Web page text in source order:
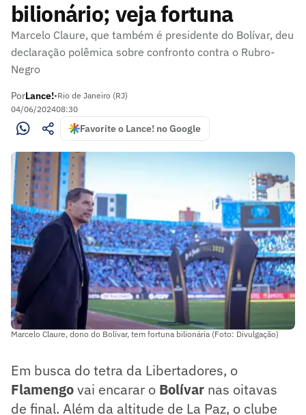
bilionário; veja fortuna
Marcelo Claure, que também é presidente do Bolívar, deu
declaração polêmica sobre confronto contra o Rubro-
Negro
PorLance!•Rio de Janeiro (RJ)
04/06/202408:30
Favorite o Lance! no Google
Marcelo Claure, dono do Bolívar, tem fortuna bilionária (Foto: Divulgação)
Em busca do tetra da Libertadores, o
Flamengovai encarar o Bolívar nas oitavas
de final. Além da altitude de La Paz, o clube